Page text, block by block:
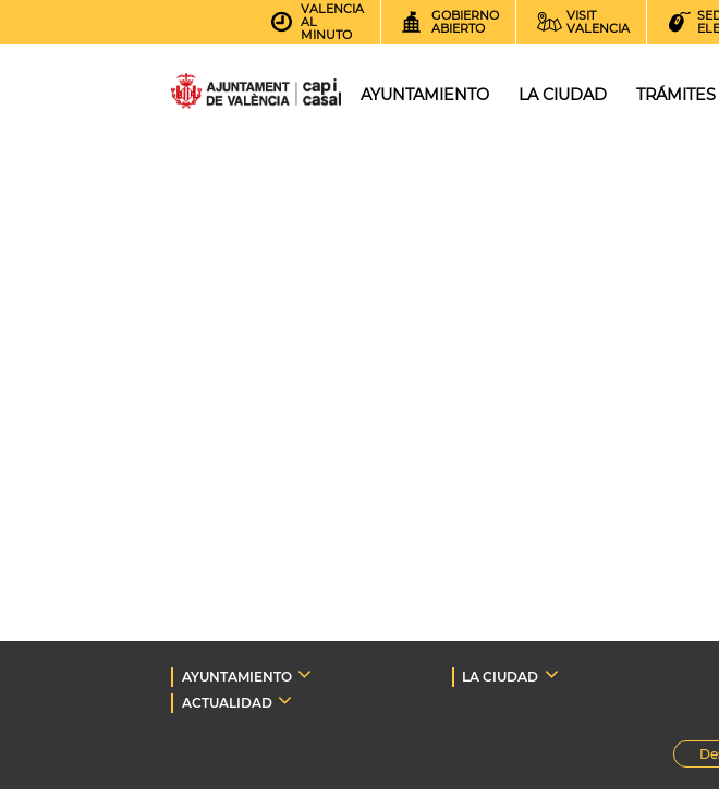
VALENCIA
AL
MINUTO
GOBIERNO
ABIERTO
VISIT
VALENCIA
AYUNTAMIENTO LA CIUDAD TRÁMITES
AYUNTAMIENTO LA CIUDAD
ACTUALIDAD